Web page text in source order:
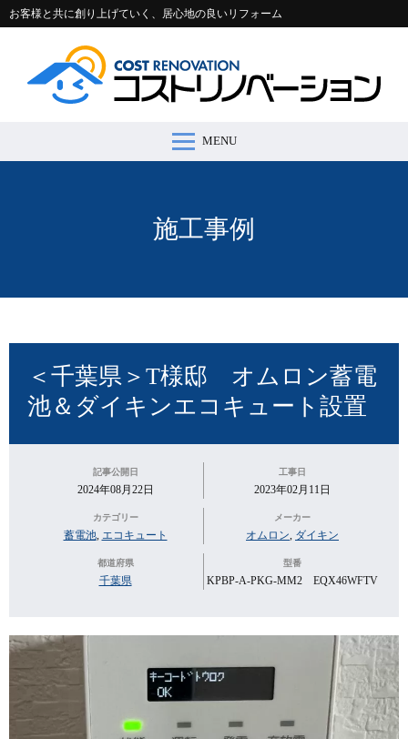
お客様と共に創り上げていく、居心地の良いリフォーム
MENU
施工事例
＜千葉県＞T様邸 オムロン蓄電
池＆ダイキンエコキュート設置
記事公開日
2024年08月22日
工事日
2023年02月11日
カテゴリー
蓄電池, エコキュート
メーカー
オムロン ダイキン
都道府県
千葉県
型番
KPBP-A-PKG-MM2 EQX46WFTV